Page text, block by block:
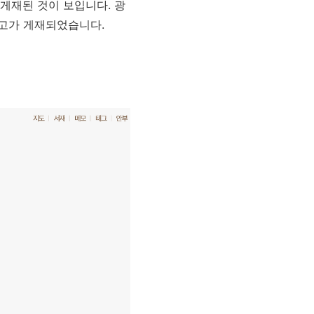
재된 것이 보입니다. 광
가 게재되었습니다.